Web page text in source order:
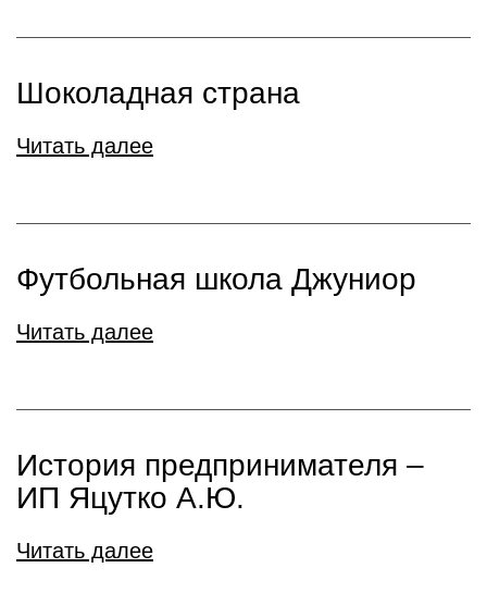
Шоколадная страна
Читать далее
Футбольная школа Джуниор
Читать далее
История предпринимателя –
ИП Яцутко А.Ю.
Читать далее